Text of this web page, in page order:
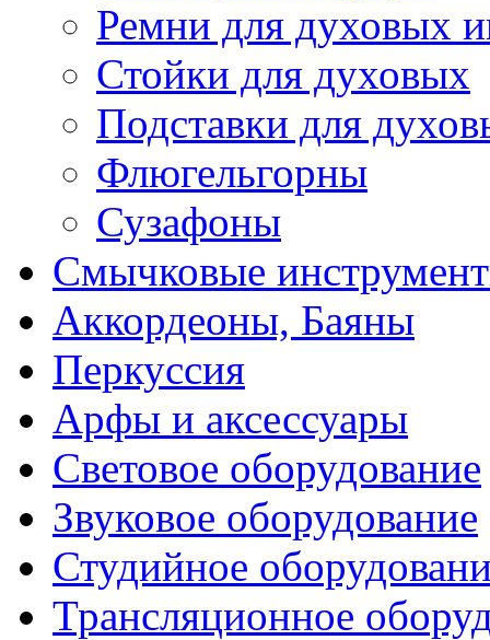
Ремни для духовых
Стойки для духовых
Подставки для
Флюгельгорны
Сузафоны
Смычковые
Аккордеоны, Баяны
Перкуссия
Арфы и аксессуары
Световое оборудование
Звуковое оборудование
Студийное
Трансляционное